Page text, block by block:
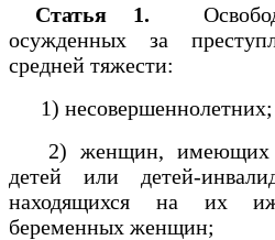
Статья 1.
осужденных за
средней тяжести:
1) несовершеннолетних;
2) женщин, имеющих
детей или детей-
находящихся на их
беременных женщин;